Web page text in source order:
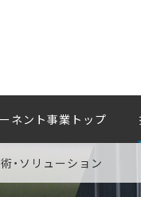
ネント事業トップ
・ソリューション